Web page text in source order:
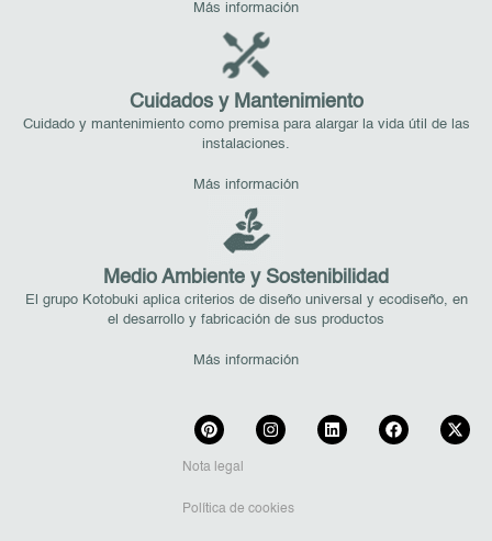
Más información
Cuidados y Mantenimiento
Cuidado y mantenimiento como premisa para alargar la vida útil de las
instalaciones.
Más información
Medio Ambiente y Sostenibilidad
El grupo Kotobuki aplica criterios de diseño universal y ecodiseño, en
el desarrollo y fabricación de sus productos
Más información
Nota legal
Política de cookies